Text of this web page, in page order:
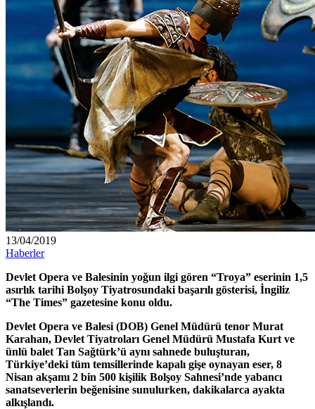
13/04/2019
Haberler
Devlet Opera ve Balesinin yoğun ilgi gören “Troya” eserinin 1,5
asırlık tarihi Bolşoy Tiyatrosundaki başarılı gösterisi, İngiliz
“The Times” gazetesine konu oldu.
Devlet Opera ve Balesi (DOB) Genel Müdürü tenor Murat
Karahan, Devlet Tiyatroları Genel Müdürü Mustafa Kurt ve
ünlü balet Tan Sağtürk’ü aynı sahnede buluşturan,
Türkiye’deki tüm temsillerinde kapalı gişe oynayan eser, 8
Nisan akşamı 2 bin 500 kişilik Bolşoy Sahnesi’nde yabancı
sanatseverlerin beğenisine sunulurken, dakikalarca ayakta
alkışlandı.